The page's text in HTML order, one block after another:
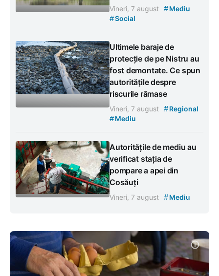
Vineri, 7 august #Mediu
#Social
Ultimele baraje de
protecție de pe Nistru au
fost demontate. Ce spun
autoritățile despre
riscurile rămase
Vineri, 7 august #Regional
#Mediu
Autoritățile de mediu au
verificat stația de
pompare a apei din
Cosăuți
Vineri, 7 august #Mediu